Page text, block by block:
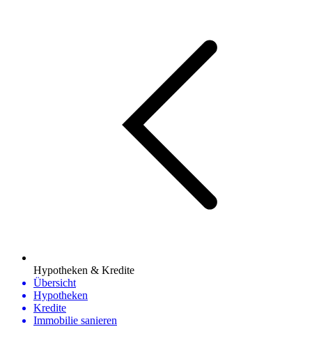
Hypotheken & Kredite
Übersicht
Hypotheken
Kredite
Immobilie sanieren